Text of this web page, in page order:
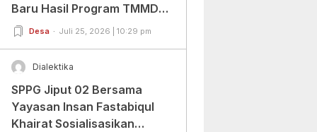
Baru Hasil Program TMMD
Ke-129 Kodim
Desa Juli 25, 2026 | 10:29 pm
Dialektika
SPPG Jiput 02 Bersama
Yayasan Insan Fastabiqul
Khairat Sosialisasikan